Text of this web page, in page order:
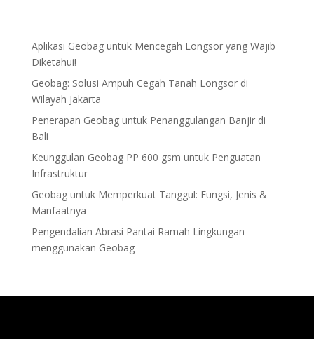
Aplikasi Geobag untuk Mencegah Longsor yang Wajib
Diketahui!
Geobag: Solusi Ampuh Cegah Tanah Longsor di
Wilayah Jakarta
Penerapan Geobag untuk Penanggulangan Banjir di
Bali
Keunggulan Geobag PP 600 gsm untuk Penguatan
Infrastruktur
Geobag untuk Memperkuat Tanggul: Fungsi, Jenis &
Manfaatnya
Pengendalian Abrasi Pantai Ramah Lingkungan
menggunakan Geobag